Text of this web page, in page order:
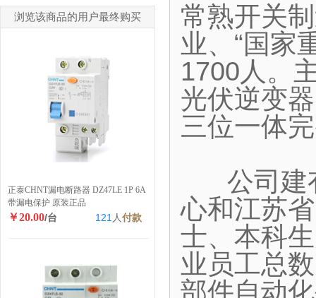
浏览该商品的用户最终购买
正泰CHNT漏电断路器 DZ47LE 1P 6A
带漏电保护 原装正品
￥20.00/台 121 人付款
常熟开关
业、“国家
1700人。
光伏逆变
三位一体
公司建
心和江苏
士、本科
业员工总
部件自动